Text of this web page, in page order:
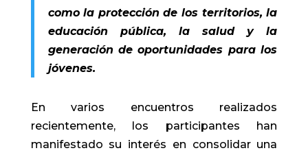
como la protección de los territorios, la
educación pública, la salud y la
generación de oportunidades para los
jóvenes.
En varios encuentros realizados
recientemente, los participantes han
manifestado su interés en consolidar una